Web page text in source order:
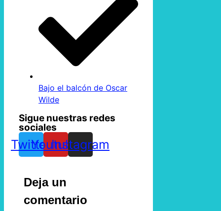
Bajo el balcón de Oscar
Wilde
Sigue nuestras redes
sociales
TwitterYoutube
Instagram
Deja un
comentario